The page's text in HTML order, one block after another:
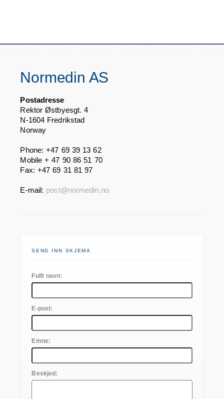
Normedin AS
Postadresse
Rektor Østbyesgt. 4
N-1604 Fredrikstad
Norway
Phone: +47 69 39 13 62
Mobile + 47 90 86 51 70
Fax: +47 69 31 81 97
E-mail: post@normedin.no
SEND INN SKJEMA
Fullt navn:
E-post:
Emne:
Beskjed: